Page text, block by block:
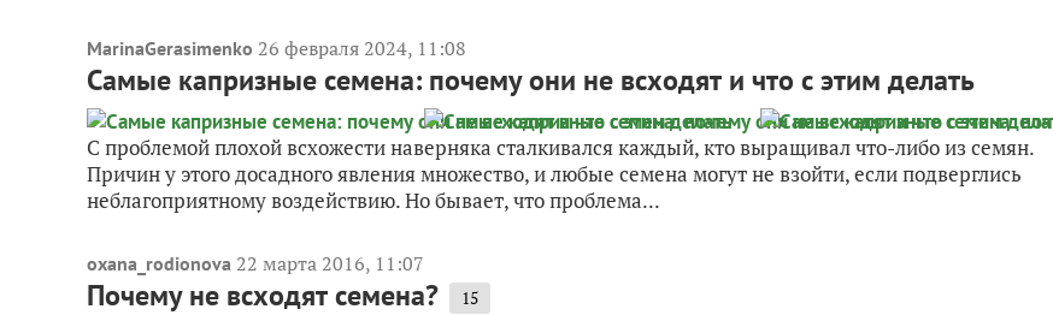
MarinaGerasimenko 26 февраля 2024, 11:08
Самые капризные семена: почему они не всходят и что с этим делать
С проблемой плохой всхожести наверняка сталкивался каждый, кто выращивал что-либо из семян.
Причин у этого досадного явления множество, и любые семена могут не взойти, если подверглись
неблагоприятному воздействию. Но бывает, что проблема...
oxana_rodionova 22 марта 2016, 11:07
Почему не всходят семена? 15